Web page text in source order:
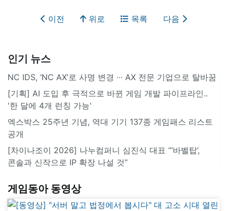
이전 위로 목록 다음
인기 뉴스
NC IDS, ‘NC AX’로 사명 변경 ∙∙∙ AX 전문 기업으로 탈바꿈
[기획] AI 도입 후 극적으로 바뀐 게임 개발 파이프라인..
'한 달에 4개 런칭 가능'
엑스박스 25주년 기념, 역대 기기 137종 게임패스 리스트
공개
[차이나조이 2026] 나누컴퍼니 심진식 대표 “‘바벨탑’,
콘솔과 신작으로 IP 확장 나설 것”
게임동아 동영상